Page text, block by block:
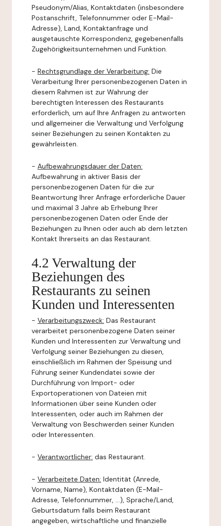
Pseudonym/Alias, Kontaktdaten (insbesondere
Postanschrift, Telefonnummer oder E-Mail-
Adresse), Land, Kontaktanfrage und
ausgetauschte Korrespondenz, gegebenenfalls
Zugehörigkeitsunternehmen und Funktion.
- Rechtsgrundlage der Verarbeitung: Die
Verarbeitung Ihrer personenbezogenen Daten in
diesem Rahmen ist zur Wahrung der
berechtigten Interessen des Restaurants
erforderlich, um auf Ihre Anfragen zu antworten
und allgemeiner die Verwaltung und Verfolgung
seiner Beziehungen zu seinen Kontakten zu
gewährleisten.
- Aufbewahrungsdauer der Daten:
Aufbewahrung in aktiver Basis der
personenbezogenen Daten für die zur
Beantwortung Ihrer Anfrage erforderliche Dauer
und maximal 3 Jahre ab Erhebung Ihrer
personenbezogenen Daten oder Ende der
Beziehungen zu Ihnen oder auch ab dem letzten
Kontakt Ihrerseits an das Restaurant.
4.2 Verwaltung der
Beziehungen des
Restaurants zu seinen
Kunden und Interessenten
- Verarbeitungszweck: Das Restaurant
verarbeitet personenbezogene Daten seiner
Kunden und Interessenten zur Verwaltung und
Verfolgung seiner Beziehungen zu diesen,
einschließlich im Rahmen der Speisung und
Führung seiner Kundendatei sowie der
Durchführung von Import- oder
Exportoperationen von Dateien mit
Informationen über seine Kunden oder
Interessenten, oder auch im Rahmen der
Verwaltung von Beschwerden seiner Kunden
oder Interessenten.
- Verantwortlicher: das Restaurant.
- Verarbeitete Daten: Identität (Anrede,
Vorname, Name), Kontaktdaten (E-Mail-
Adresse, Telefonnummer, ...), Sprache/Land,
Geburtsdatum falls beim Restaurant
angegeben, wirtschaftliche und finanzielle